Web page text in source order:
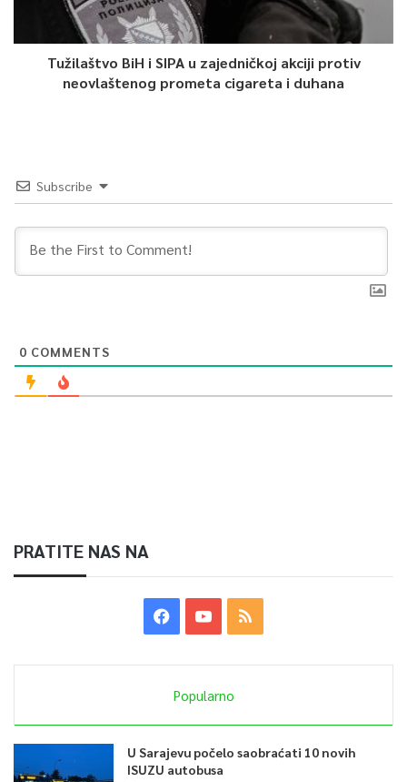
Tužilaštvo BiH i SIPA u zajedničkoj akciji protiv
neovlaštenog prometa cigareta i duhana
Subscribe
0 COMMENTS
PRATITE NAS NA
Popularno
U Sarajevu počelo saobraćati 10 novih
ISUZU autobusa